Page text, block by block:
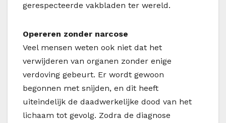
gerespecteerde vakbladen ter wereld.
Opereren zonder narcose
Veel mensen weten ook niet dat het
verwijderen van organen zonder enige
verdoving gebeurt. Er wordt gewoon
begonnen met snijden, en dit heeft
uiteindelijk de daadwerkelijke dood van het
lichaam tot gevolg. Zodra de diagnose